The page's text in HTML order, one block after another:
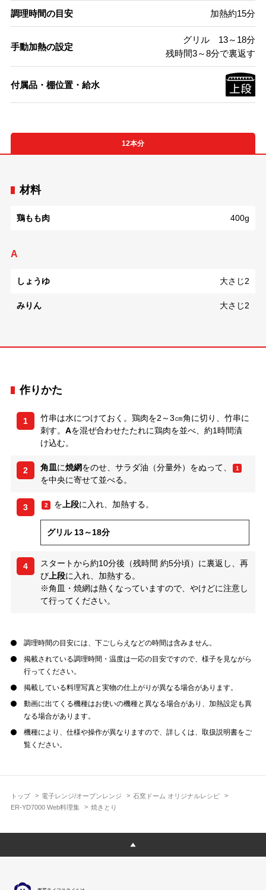
トップ 電子レンジ/オーブンレンジ
石窯ドーム オリジナルレシピ
ER-YD7000 Web料理集
焼きとり
調理時間の目安 加熱約15分
手動加熱の設定
グリル 13～18分
残時間3～8分で裏返す
付属品・棚位置・給水
12本分
材料
鶏もも肉 400g
A
しょうゆ 大さじ2
みりん 大さじ2
作りかた
1
竹串は水につけておく。鶏肉を2～3㎝角に切り、竹串に
刺す。 Aを混ぜ合わせたたれに鶏肉を並べ、約1時間漬
け込む。
2 角皿に焼網をのせ、サラダ油（分量外）をぬって、 1
を中央に寄せて並べる。
3 2 を上段に入れ、加熱する。
グリル 13～18分
4
スタートから約10分後（残時間 約5分頃）に裏返し、再
び上段に入れ、加熱する。
※角皿・焼網は熱くなっていますので、やけどに注意し
て行ってください。
調理時間の目安には、下ごしらえなどの時間は含みません。
掲載されている調理時間・温度は一応の目安ですので、様子を見ながら
行ってください。
掲載している料理写真と実物の仕上がりが異なる場合があります。
動画に出てくる機種はお使いの機種と異なる場合があり、加熱設定も異
なる場合があります。
機種により、仕様や操作が異なりますので、詳しくは、取扱説明書をご
覧ください。